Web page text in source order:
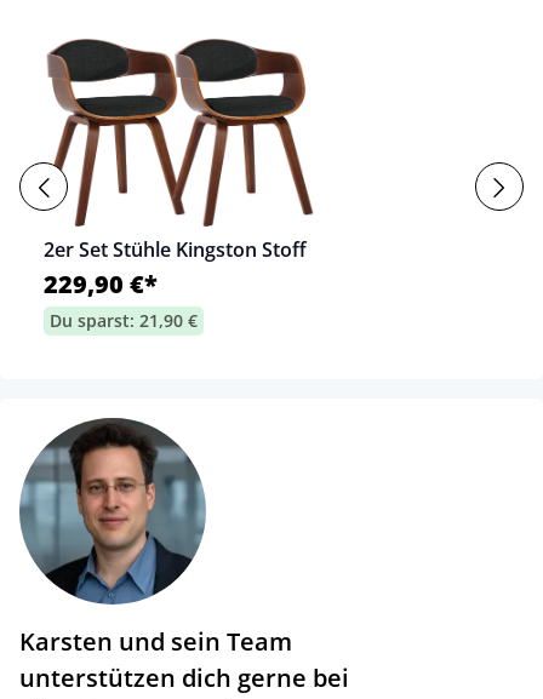
2er Set Stühle Kingston Stoff
229,90 €*
Du sparst: 21,90 €
Karsten und sein Team
unterstützen dich gerne bei